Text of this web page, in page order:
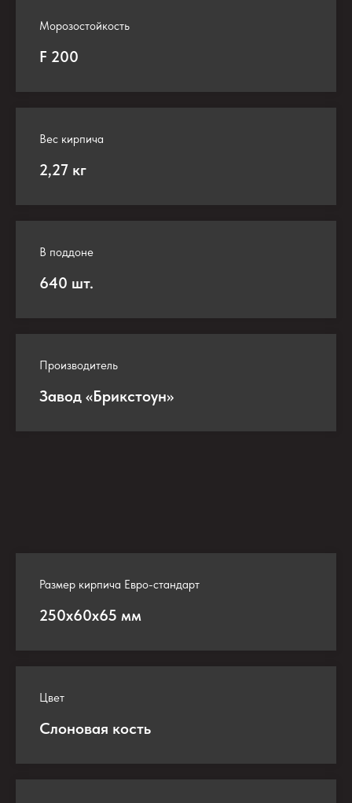
Морозостойкость
F 200
Вес кирпича
2,27 кг
В поддоне
640 шт.
Производитель
Завод «Брикстоун»
Размер кирпича Евро-стандарт
250х60х65 мм
Цвет
Слоновая кость